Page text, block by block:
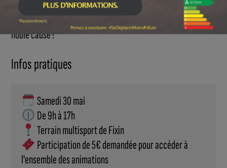
Venez nombreux pour bouger, vous amuser et soutenir une
noble cause !
Infos pratiques
Samedi 30 mai
De 9h à 17h
Terrain multisport de Fixin
Participation de 5€ demandée pour accéder à
l'ensemble des animations